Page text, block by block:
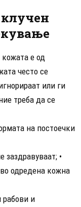
е од
често се
или ги
треба да се
на постоечки
заздравуваат; •
одредена кожна
рабови и